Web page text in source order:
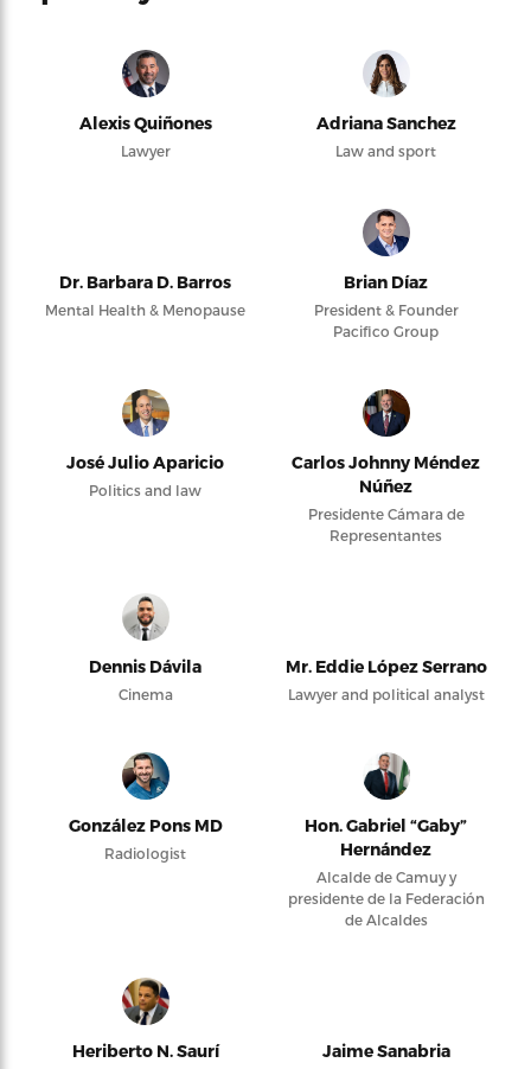
Alexis Quiñones
Lawyer
Adriana Sanchez
Law and sport
Dr. Barbara D. Barros
Mental Health & Menopause
Brian Díaz
President & Founder
Pacifico Group
José Julio Aparicio
Politics and law
Carlos Johnny Méndez
Núñez
Presidente Cámara de
Representantes
Dennis Dávila
Cinema
Mr. Eddie López Serrano
Lawyer and political analyst
González Pons MD
Radiologist
Hon. Gabriel “Gaby”
Hernández
Alcalde de Camuy y
presidente de la Federación
de Alcaldes
Heriberto N. Saurí Jaime Sanabria